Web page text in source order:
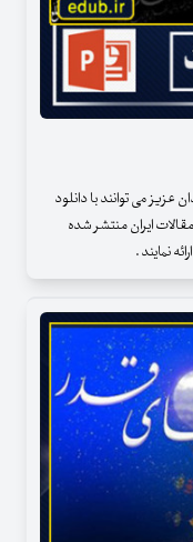
عزیز می توانند با دانلود
ایران منتشر شده
نمایند .